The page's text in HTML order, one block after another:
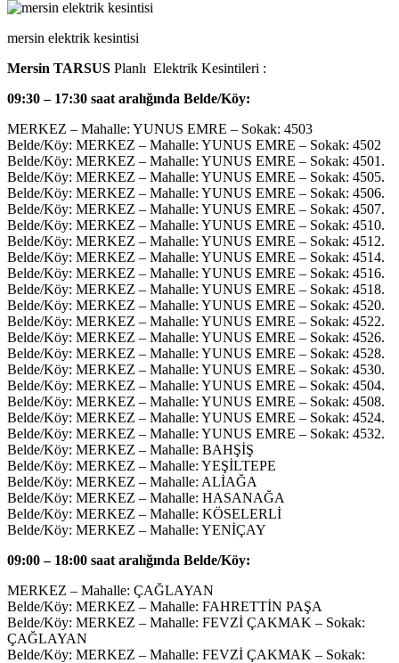
mersin elektrik kesintisi
Mersin TARSUS Planlı Elektrik Kesintileri :
09:30 – 17:30 saat aralığında Belde/Köy:
MERKEZ – Mahalle: YUNUS EMRE – Sokak: 4503
Belde/Köy: MERKEZ – Mahalle: YUNUS EMRE – Sokak: 4502
Belde/Köy: MERKEZ – Mahalle: YUNUS EMRE – Sokak: 4501.
Belde/Köy: MERKEZ – Mahalle: YUNUS EMRE – Sokak: 4505.
Belde/Köy: MERKEZ – Mahalle: YUNUS EMRE – Sokak: 4506.
Belde/Köy: MERKEZ – Mahalle: YUNUS EMRE – Sokak: 4507.
Belde/Köy: MERKEZ – Mahalle: YUNUS EMRE – Sokak: 4510.
Belde/Köy: MERKEZ – Mahalle: YUNUS EMRE – Sokak: 4512.
Belde/Köy: MERKEZ – Mahalle: YUNUS EMRE – Sokak: 4514.
Belde/Köy: MERKEZ – Mahalle: YUNUS EMRE – Sokak: 4516.
Belde/Köy: MERKEZ – Mahalle: YUNUS EMRE – Sokak: 4518.
Belde/Köy: MERKEZ – Mahalle: YUNUS EMRE – Sokak: 4520.
Belde/Köy: MERKEZ – Mahalle: YUNUS EMRE – Sokak: 4522.
Belde/Köy: MERKEZ – Mahalle: YUNUS EMRE – Sokak: 4526.
Belde/Köy: MERKEZ – Mahalle: YUNUS EMRE – Sokak: 4528.
Belde/Köy: MERKEZ – Mahalle: YUNUS EMRE – Sokak: 4530.
Belde/Köy: MERKEZ – Mahalle: YUNUS EMRE – Sokak: 4504.
Belde/Köy: MERKEZ – Mahalle: YUNUS EMRE – Sokak: 4508.
Belde/Köy: MERKEZ – Mahalle: YUNUS EMRE – Sokak: 4524.
Belde/Köy: MERKEZ – Mahalle: YUNUS EMRE – Sokak: 4532.
Belde/Köy: MERKEZ – Mahalle: BAHŞİŞ
Belde/Köy: MERKEZ – Mahalle: YEŞİLTEPE
Belde/Köy: MERKEZ – Mahalle: ALİAĞA
Belde/Köy: MERKEZ – Mahalle: HASANAĞA
Belde/Köy: MERKEZ – Mahalle: KÖSELERLİ
Belde/Köy: MERKEZ – Mahalle: YENİÇAY
09:00 – 18:00 saat aralığında Belde/Köy:
MERKEZ – Mahalle: ÇAĞLAYAN
Belde/Köy: MERKEZ – Mahalle: FAHRETTİN PAŞA
Belde/Köy: MERKEZ – Mahalle: FEVZİ ÇAKMAK – Sokak:
ÇAĞLAYAN
Belde/Köy: MERKEZ – Mahalle: FEVZİ ÇAKMAK – Sokak: